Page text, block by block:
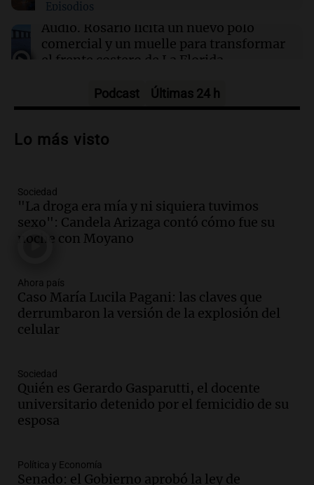
Un automovilista resultó herido tras chocar
contra un camión en la autopista Rosario-
Santa Fe
Episodios
Audio. Rosario licita un nuevo polo
comercial y un muelle para transformar
el frente costero de La Florida
Audio.Errores no forzados del Gobierno
política
Audio.
homicidio tras muerte de su esposa en
accidente automovilístico
Noticias
Audio.
en suspenso a hombre que simuló robo
de millones en San Luis
Panorama Federal
reconstrucción de 373 lozas en la
autopista de las Serranías Puntanas
Panorama Federal
Episodios
en Córdoba: casi 1.500 llamados por
incidentes
Podcast Últimas 24 h
Lo más visto
Sociedad
"La droga era mía y ni siquiera tuvimos
sexo": Candela Arizaga contó cómo fue su
noche con Moyano
Ahora país
Caso María Lucila Pagani: las claves que
derrumbaron la versión de la explosión del
celular
Sociedad
Quién es Gerardo Gasparutti, el docente
universitario detenido por el femicidio de su
esposa
Política y Economía
Senado: el Gobierno aprobó la ley de